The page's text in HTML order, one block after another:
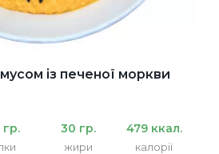
із печеної моркви
30 гр.
жири
479 ккал.
калорії